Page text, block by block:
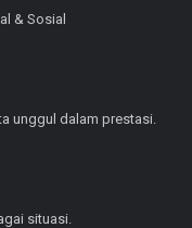
& Sosial
unggul dalam prestasi.
situasi.